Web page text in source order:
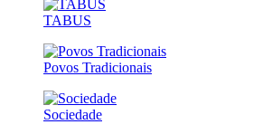
TABUS
Povos Tradicionais
Sociedade